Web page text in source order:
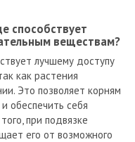
способствует
веществам?
лучшему доступу
как растения
Это позволяет корням
обеспечить себя
при подвязке
его от возможного